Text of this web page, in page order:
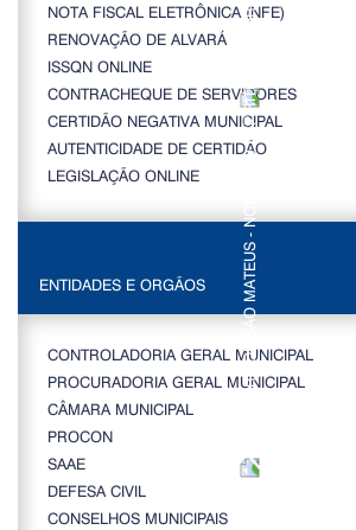
NOTA FISCAL ELETRÔNICA (NFE)
RENOVAÇÃO DE ALVARÁ
ISSQN ONLINE
CONTRACHEQUE DE SERVIDORES
CERTIDÃO NEGATIVA MUNICIPAL
AUTENTICIDADE DE CERTIDÃO
LEGISLAÇÃO ONLINE
ENTIDADES E ORGÃOS
CONTROLADORIA GERAL MUNICIPAL
PROCURADORIA GERAL MUNICIPAL
CÂMARA MUNICIPAL
PROCON
SAAE
DEFESA CIVIL
CONSELHOS MUNICIPAIS